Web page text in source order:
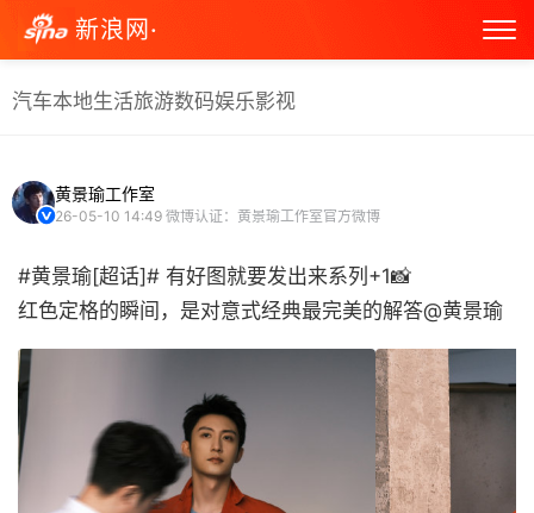
新浪网·
汽车本地生活旅游数码娱乐影视
黄景瑜工作室
26-05-10 14:49 微博认证：黄景瑜工作室官方微博
#黄景瑜[超话]# 有好图就要发出来系列+1📸
红色定格的瞬间，是对意式经典最完美的解答@黄景瑜 ​